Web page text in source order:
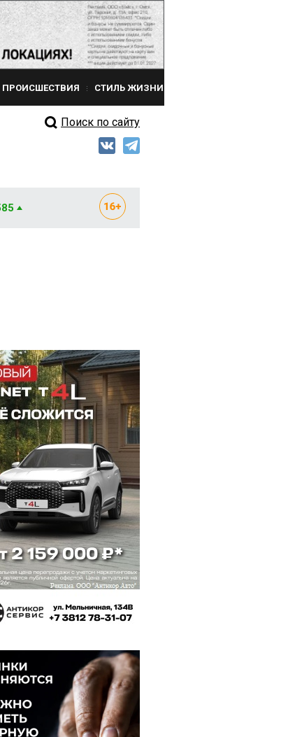
ПРОИСШЕСТВИЯ СТИЛЬ ЖИЗНИ
Поиск по сайту